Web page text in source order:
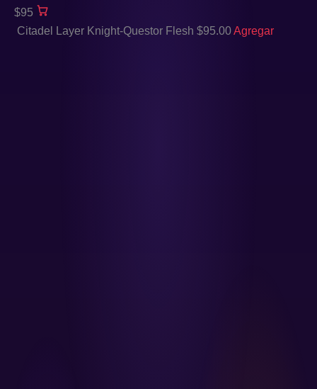
$95
Citadel Layer Knight-Questor Flesh $95.00Agregar